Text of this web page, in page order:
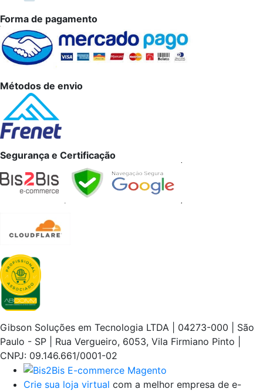
Forma de pagamento
Métodos de envio
Segurança e Certificação
Gibson Soluções em Tecnologia LTDA | 04273-000 | São
Paulo - SP | Rua Vergueiro, 6053, Vila Firmiano Pinto |
CNPJ: 09.146.661/0001-02
Crie sua loja virtual com a melhor empresa de e-